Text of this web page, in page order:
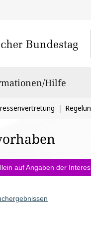
Hilfe
auf Angaben der